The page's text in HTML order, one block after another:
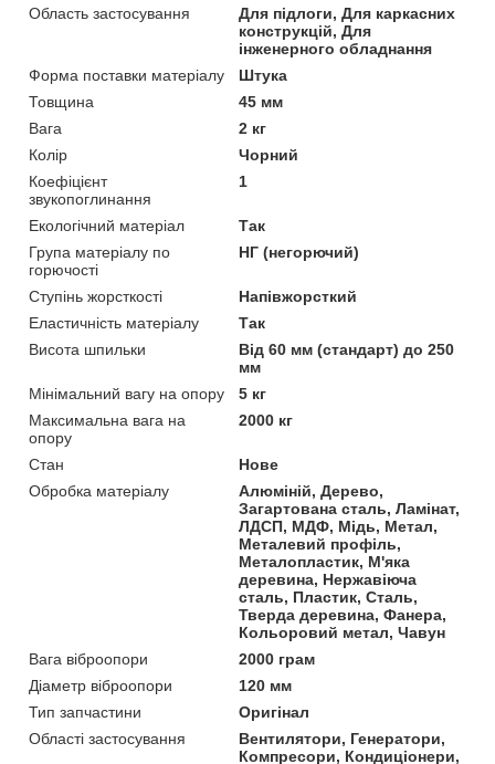
Область застосування
Для підлоги, Для каркасних
конструкцій, Для
інженерного обладнання
Форма поставки матеріалу
Штука
Товщина
45 мм
Вага
2 кг
Колір
Чорний
Коефіцієнт
звукопоглинання
1
Екологічний матеріал
Так
Група матеріалу по
горючості
НГ (негорючий)
Ступінь жорсткості
Напівжорсткий
Еластичність матеріалу
Так
Висота шпильки
Від 60 мм (стандарт) до 250
мм
Мінімальний вагу на опору
5 кг
Максимальна вага на
опору
2000 кг
Стан
Нове
Обробка матеріалу
Алюміній, Дерево,
Загартована сталь, Ламінат,
ЛДСП, МДФ, Мідь, Метал,
Металевий профіль,
Металопластик, М'яка
деревина, Нержавіюча
сталь, Пластик, Сталь,
Тверда деревина, Фанера,
Кольоровий метал, Чавун
Вага віброопори
2000 грам
Діаметр віброопори
120 мм
Тип запчастини
Оригінал
Області застосування
Вентилятори, Генератори,
Компресори, Кондиціонери,